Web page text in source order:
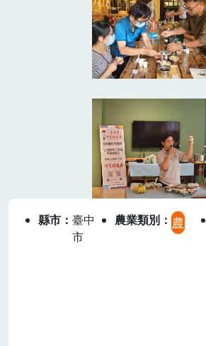
縣市
臺中
市
農業類別 農